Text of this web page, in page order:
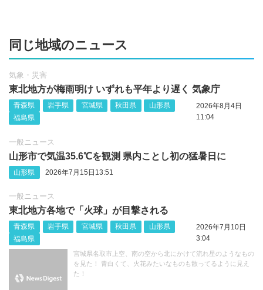
同じ地域のニュース
気象・災害
東北地方が梅雨明け いずれも平年より遅く 気象庁
青森県 岩手県 宮城県 秋田県
山形県
福島県
2026年8月4日
11:04
一般ニュース
山形市で気温35.6℃を観測 県内ことし初の猛暑日に
山形県 2026年7月15日13:51
一般ニュース
東北地方各地で「火球」が目撃される
青森県 岩手県 宮城県 秋田県
山形県
福島県
2026年7月10日
3:04
宮城県名取市上空、南の空から北にかけて流れ星のようなもの
を見た！ 青白くて、火花みたいなものも散ってるように見え
た！